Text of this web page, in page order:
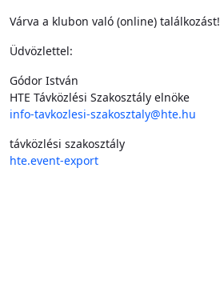
Várva a klubon való (online) találkozást!
Üdvözlettel:
Gódor István
HTE Távközlési Szakosztály elnöke
info-tavkozlesi-szakosztaly@hte.hu
távközlési szakosztály
hte.event-export